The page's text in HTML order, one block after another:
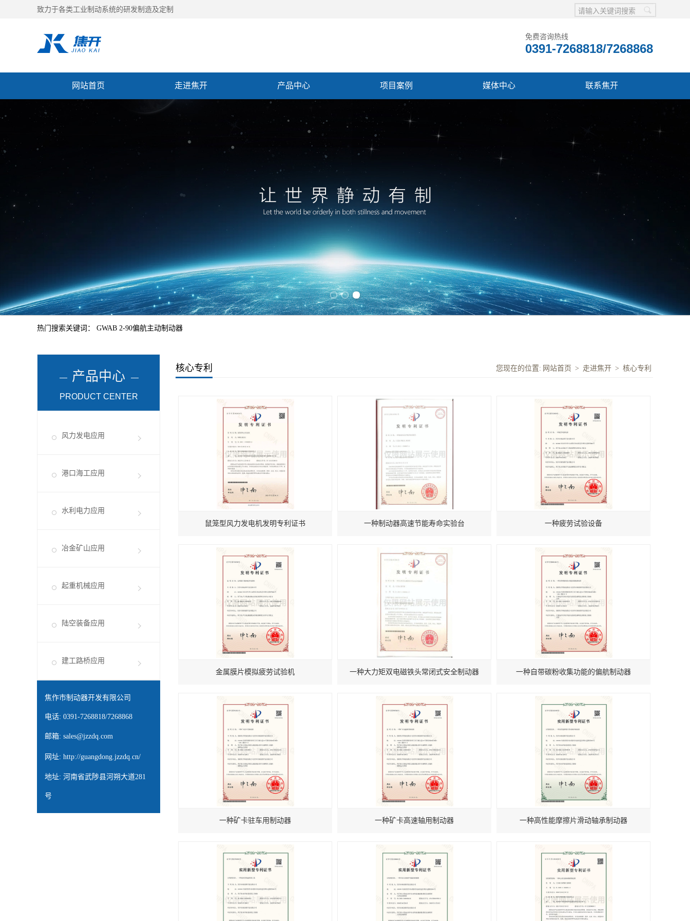
致力于各类工业制动系统的研发制造及定制
免费咨询热线
0391-7268818/7268868
网站首页 走进焦开 产品中心 项目案例 媒体中心 联系焦开
热门搜索关键词： GWAB 2-90偏航主动制动器
产品中心
PRODUCT CENTER
风力发电应用
港口海工应用
水利电力应用
冶金矿山应用
起重机械应用
陆空装备应用
建工路桥应用
焦作市制动器开发有限公司
电话: 0391-7268818/7268868
邮箱: sales@jzzdq.com
网址: http://guangdong.jzzdq.cn/
地址: 河南省武陟县河朔大道281
号
核心专利 您现在的位置: 网站首页 > 走进焦开 > 核心专利
鼠笼型风力发电机发明专利证书 一种制动器高速节能寿命实验台 一种疲劳试验设备
金属膜片模拟疲劳试验机 一种大力矩双电磁铁头常闭式安全制动器 一种自带碳粉收集功能的偏航制动器
一种矿卡驻车用制动器 一种矿卡高速轴用制动器 一种高性能摩擦片滑动轴承制动器